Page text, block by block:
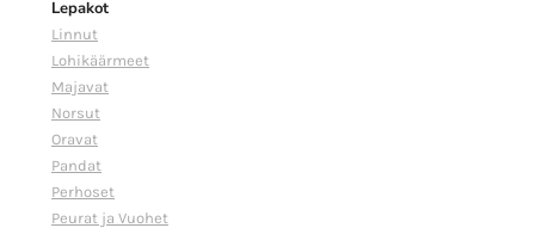
Lepakot
Linnut
Lohikäärmeet
Majavat
Norsut
Oravat
Pandat
Perhoset
Peurat ja Vuohet